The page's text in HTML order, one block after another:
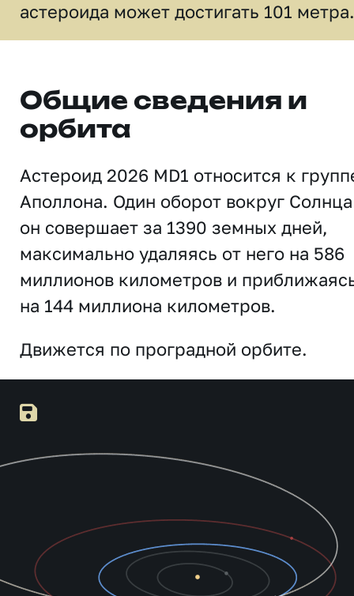
астероида может достигать 101 метра.
Общие сведения и
орбита
Астероид 2026 MD1 относится к
Аполлона. Один оборот вокруг Солнца
он совершает за 1390 земных дней,
максимально удаляясь от него на 586
миллионов километров и
на 144 миллиона километров.
Движется по проградной орбите.